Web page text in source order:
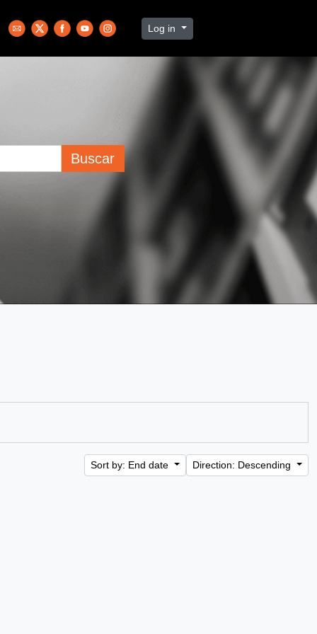
Log in
Buscar
Sort by: End date Direction: Descending